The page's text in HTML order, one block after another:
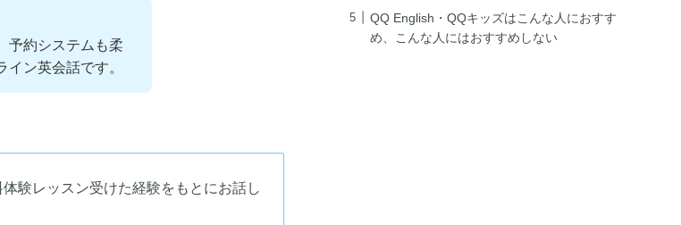
予約システムも柔
ン英会話です。
験レッスン受けた経験をもとにお話し
QQ English・QQキッズはこんな人におすす
め、こんな人にはおすすめしない